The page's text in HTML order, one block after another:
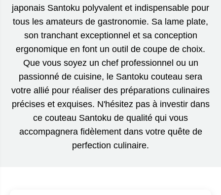
japonais Santoku polyvalent et indispensable pour
tous les amateurs de gastronomie. Sa lame plate,
son tranchant exceptionnel et sa conception
ergonomique en font un outil de coupe de choix.
Que vous soyez un chef professionnel ou un
passionné de cuisine, le Santoku couteau sera
votre allié pour réaliser des préparations culinaires
précises et exquises. N'hésitez pas à investir dans
ce couteau Santoku de qualité qui vous
accompagnera fidèlement dans votre quête de
perfection culinaire.